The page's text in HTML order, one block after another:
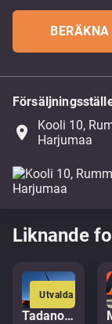
place
Kooli 10,
Harjumaa
Liknande
Utvalda
Tadano Faun ATF 110G-5